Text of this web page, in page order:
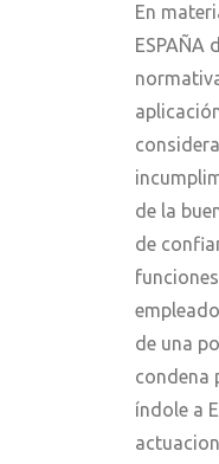
En
ESPAÑA
de la
de
de una
condena
índole a